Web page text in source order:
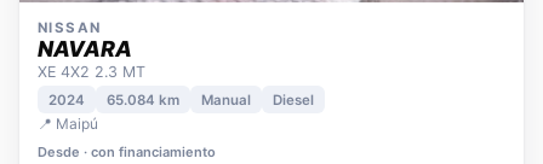
NISSAN
NAVARA
XE 4X2 2.3 MT
2024
📍 Maipú